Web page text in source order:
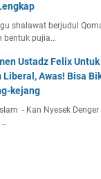
shalawat berjudul
bentuk pujia…
Ustadz Felix Untuk
Liberal, Awas! Bisa
kejang
- Kan Nyesek Denger
…